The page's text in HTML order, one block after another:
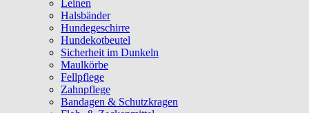
Leinen
Halsbänder
Hundegeschirre
Hundekotbeutel
Sicherheit im Dunkeln
Maulkörbe
Fellpflege
Zahnpflege
Bandagen & Schutzkragen